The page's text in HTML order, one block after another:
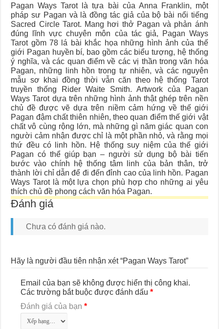
Pagan Ways Tarot là tựa bài của Anna Franklin, một
pháp sư Pagan và là đồng tác giả của bộ bài nổi tiếng
Sacred Circle Tarot. Mang hơi thở Pagan và phản ánh
đúng lĩnh vực chuyên môn của tác giả, Pagan Ways
Tarot gồm 78 lá bài khắc họa những hình ảnh của thế
giới Pagan huyền bí, bao gồm các biểu tượng, hệ thống
ý nghĩa, và các quan điểm về các vị thần trong văn hóa
Pagan, những linh hồn trong tự nhiên, và các nguyên
mẫu sơ khai đồng thời vẫn căn theo hệ thống Tarot
truyền thống Rider Waite Smith. Artwork của Pagan
Ways Tarot dựa trên những hình ảnh thật ghép trên nền
chủ đề được vẽ dựa trên niềm cảm hứng về thế giới
Pagan đậm chất thiên nhiên, theo quan điểm thế giới vật
chất vô cùng rộng lớn, mà những gì năm giác quan con
người cảm nhận được chỉ là một phần nhỏ, và rằng mọi
thứ đều có linh hồn. Hệ thống suy niệm của thế giới
Pagan có thể giúp bạn – người sử dụng bộ bài tiến
bước vào chính hệ thống tâm linh của bản thân, trở
thành lời chỉ dẫn để đi đến đỉnh cao của linh hồn. Pagan
Ways Tarot là một lựa chọn phù hợp cho những ai yêu
thích chủ đề phong cách văn hóa Pagan.
Đánh giá
Chưa có đánh giá nào.
Hãy là người đầu tiên nhận xét “Pagan Ways Tarot”
Email của bạn sẽ không được hiển thị công khai.
Các trường bắt buộc được đánh dấu*
Đánh giá của bạn*